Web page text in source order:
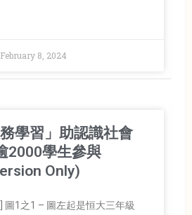
February 8, 2024
學習」助認識社會
學生參與
Only)
圖1之1 – 圖左起是恒大三年級